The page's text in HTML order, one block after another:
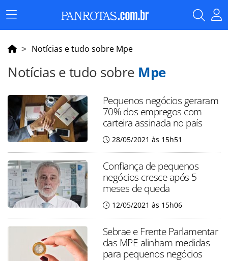
Menu
Principal
Notícias e tudo sobre Mpe
Notícias e tudo sobre Mpe
Pequenos negócios geraram
70% dos empregos com
carteira assinada no país
28/05/2021 às 15h51
Confiança de pequenos
negócios cresce após 5
meses de queda
12/05/2021 às 15h06
Sebrae e Frente Parlamentar
das MPE alinham medidas
para pequenos negócios